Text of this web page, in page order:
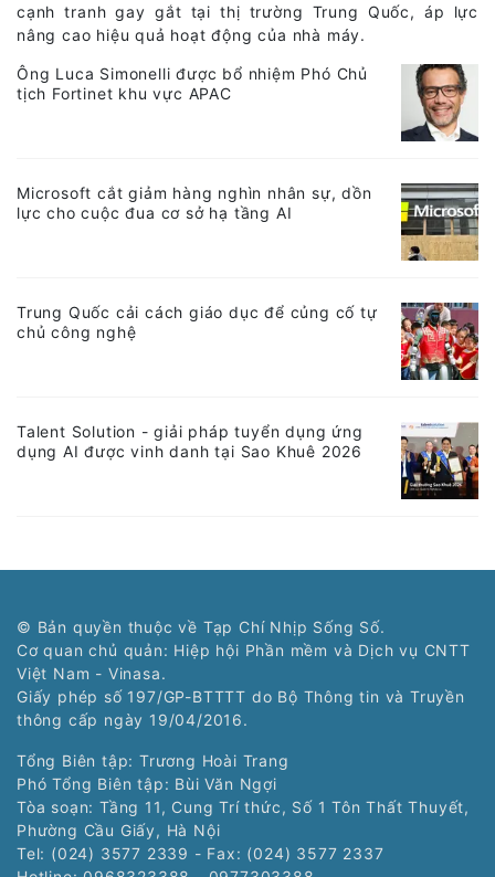
cạnh tranh gay gắt tại thị trường Trung Quốc, áp lực
nâng cao hiệu quả hoạt động của nhà máy.
Ông Luca Simonelli được bổ nhiệm Phó Chủ
tịch Fortinet khu vực APAC
Microsoft cắt giảm hàng nghìn nhân sự, dồn
lực cho cuộc đua cơ sở hạ tầng AI
Trung Quốc cải cách giáo dục để củng cố tự
chủ công nghệ
Talent Solution - giải pháp tuyển dụng ứng
dụng AI được vinh danh tại Sao Khuê 2026
© Bản quyền thuộc về Tạp Chí Nhịp Sống Số.
Cơ quan chủ quản: Hiệp hội Phần mềm và Dịch vụ CNTT
Việt Nam - Vinasa.
Giấy phép số 197/GP-BTTTT do Bộ Thông tin và Truyền
thông cấp ngày 19/04/2016.
Tổng Biên tập: Trương Hoài Trang
Phó Tổng Biên tập: Bùi Văn Ngợi
Tòa soạn: Tầng 11, Cung Trí thức, Số 1 Tôn Thất Thuyết,
Phường Cầu Giấy, Hà Nội
Tel: (024) 3577 2339 - Fax: (024) 3577 2337